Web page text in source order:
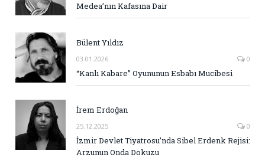
Medea’nın Kafasına Dair
Bülent Yıldız
03.01.2026 0
“Kanlı Kabare” Oyununun Esbabı Mucibesi
İrem Erdoğan
25.12.2025 0
İzmir Devlet Tiyatrosu’nda Sibel Erdenk Rejisi:
Arzunun Onda Dokuzu